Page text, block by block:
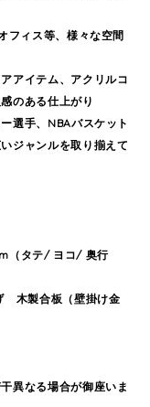
フィス等、様々な空間
アイテム、アクリルコ
のある仕上がり
選手、NBAバスケット
ジャンルを取り揃えて
（タテ/ ヨコ/ 奥行
木製合板（壁掛け金
異なる場合が御座いま